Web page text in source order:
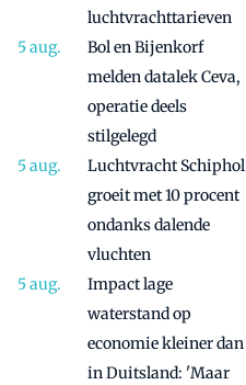
luchtvrachttarieven
Bol en Bijenkorf
melden datalek Ceva,
operatie deels
stilgelegd
Luchtvracht Schiphol
groeit met 10 procent
ondanks dalende
vluchten
Impact lage
waterstand op
economie kleiner dan
in Duitsland: 'Maar